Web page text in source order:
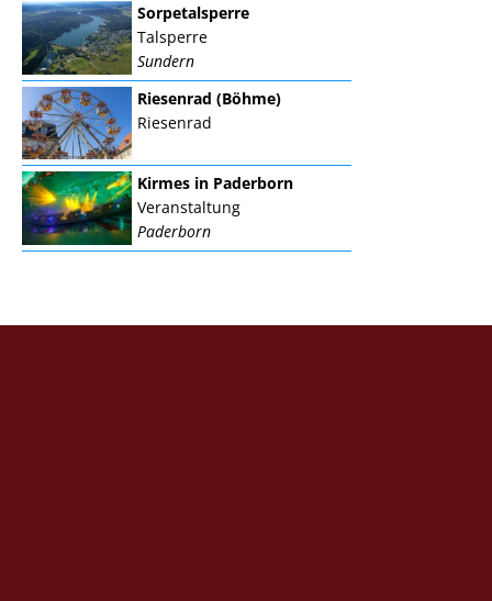
Sorpetalsperre
Talsperre
Sundern
Riesenrad (Böhme)
Riesenrad
Kirmes in Paderborn
Veranstaltung
Paderborn